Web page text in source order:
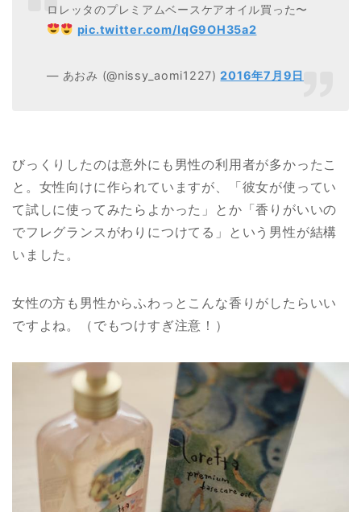
ロレッタのプレミアムベースケアオイル買った〜
pic.twitter.com/IqG9OH35a2
— あおみ (@nissy_aomi1227)2016年7月9日
びっくりしたのは意外にも男性の利用者が多かったこ
と。女性向けに作られていますが、「彼女が使ってい
て試しに使ってみたらよかった」とか「香りがいいの
でフレグランスがわりにつけてる」という男性が結構
いました。
女性の方も男性からふわっとこんな香りがしたらいい
ですよね。（でもつけすぎ注意！）